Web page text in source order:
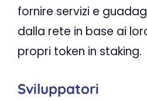
fornire servizi e
dalla rete in base ai
propri token in staking.
Sviluppatori